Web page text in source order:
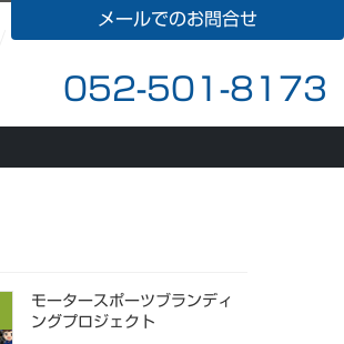
メールでのお問合せ
052-501-8173
モータースポーツブランディ
ングプロジェクト